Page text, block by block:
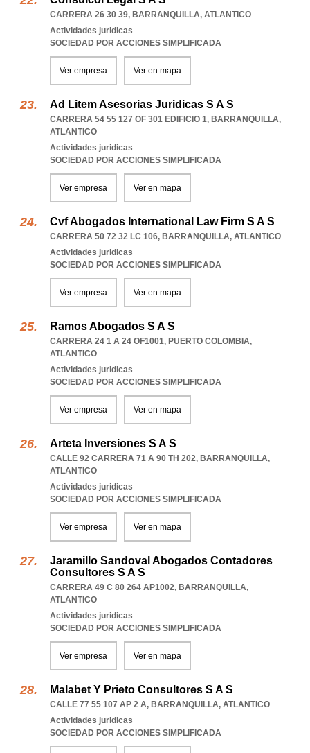
CARRERA 26 30 39, BARRANQUILLA, ATLANTICO
Actividades juridicas
SOCIEDAD POR ACCIONES SIMPLIFICADA
Ver empresa Ver en mapa
Ad Litem Asesorias Juridicas S A S
CARRERA 54 55 127 OF 301 EDIFICIO 1, BARRANQUILLA,
ATLANTICO
Actividades juridicas
SOCIEDAD POR ACCIONES SIMPLIFICADA
Ver empresa Ver en mapa
Cvf Abogados International Law Firm S A S
CARRERA 50 72 32 LC 106, BARRANQUILLA, ATLANTICO
Actividades juridicas
SOCIEDAD POR ACCIONES SIMPLIFICADA
Ver empresa Ver en mapa
Ramos Abogados S A S
CARRERA 24 1 A 24 OF1001, PUERTO COLOMBIA,
ATLANTICO
Actividades juridicas
SOCIEDAD POR ACCIONES SIMPLIFICADA
Ver empresa Ver en mapa
Arteta Inversiones S A S
CALLE 92 CARRERA 71 A 90 TH 202, BARRANQUILLA,
ATLANTICO
Actividades juridicas
SOCIEDAD POR ACCIONES SIMPLIFICADA
Ver empresa Ver en mapa
Jaramillo Sandoval Abogados Contadores
Consultores S A S
CARRERA 49 C 80 264 AP1002, BARRANQUILLA,
ATLANTICO
Actividades juridicas
SOCIEDAD POR ACCIONES SIMPLIFICADA
Ver empresa Ver en mapa
Malabet Y Prieto Consultores S A S
CALLE 77 55 107 AP 2 A, BARRANQUILLA, ATLANTICO
Actividades juridicas
SOCIEDAD POR ACCIONES SIMPLIFICADA